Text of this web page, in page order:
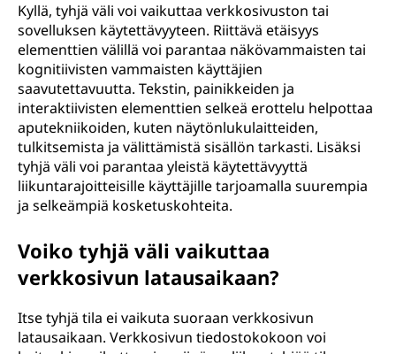
Kyllä, tyhjä väli voi vaikuttaa verkkosivuston tai
sovelluksen käytettävyyteen. Riittävä etäisyys
elementtien välillä voi parantaa näkövammaisten tai
kognitiivisten vammaisten käyttäjien
saavutettavuutta. Tekstin, painikkeiden ja
interaktiivisten elementtien selkeä erottelu helpottaa
aputekniikoiden, kuten näytönlukulaitteiden,
tulkitsemista ja välittämistä sisällön tarkasti. Lisäksi
tyhjä väli voi parantaa yleistä käytettävyyttä
liikuntarajoitteisille käyttäjille tarjoamalla suurempia
ja selkeämpiä kosketuskohteita.
Voiko tyhjä väli vaikuttaa
verkkosivun latausaikaan?
Itse tyhjä tila ei vaikuta suoraan verkkosivun
latausaikaan. Verkkosivun tiedostokokoon voi